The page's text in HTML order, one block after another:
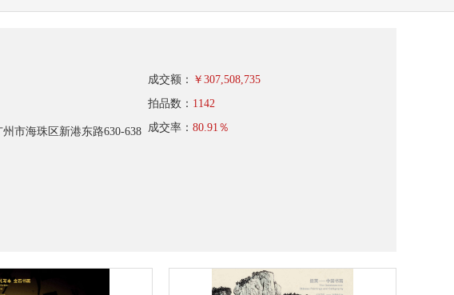
成交额： ￥ 307,508,735
拍品数： 1142
成交率： 80.91％
市海珠区新港东路630-638